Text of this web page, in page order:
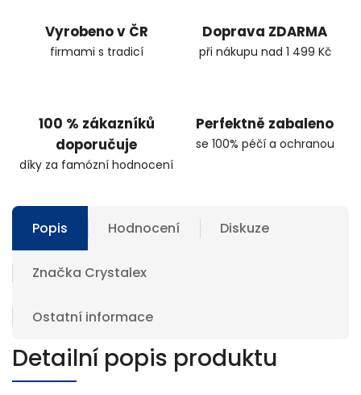
Vyrobeno v ČR
firmami s tradicí
Doprava ZDARMA
při nákupu nad 1 499 Kč
100 % zákazníků
doporučuje
díky za famózní hodnocení
Perfektně zabaleno
se 100% péčí a ochranou
Popis Hodnocení Diskuze
Značka Crystalex
Ostatní informace
Detailní popis produktu